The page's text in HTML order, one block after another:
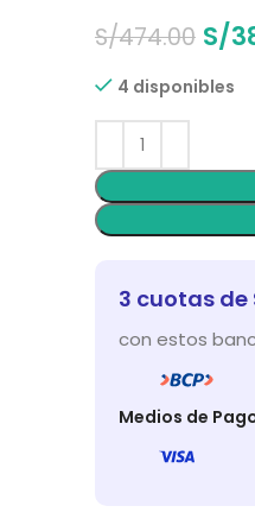
S/474.00 S/
4 disponibles
3 cuotas de
con estos
Medios de